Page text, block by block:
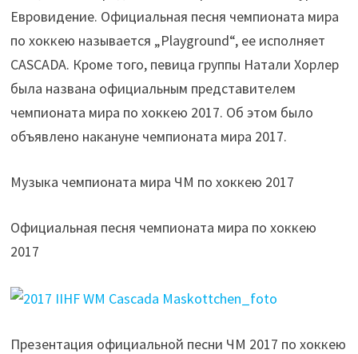
Евровидение. Официальная песня чемпионата мира
по хоккею называется „Playground“, ее исполняет
CASCADA. Кроме того, певица группы Натали Хорлер
была названа официальным представителем
чемпионата мира по хоккею 2017. Об этом было
объявлено накануне чемпионата мира 2017.
Музыка чемпионата мира ЧМ по хоккею 2017
Официальная песня чемпионата мира по хоккею
2017
Презентация официальной песни ЧМ 2017 по хоккею